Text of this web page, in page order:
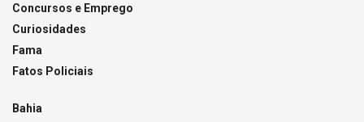
Concursos e Emprego
Curiosidades
Fama
Fatos Policiais
Bahia